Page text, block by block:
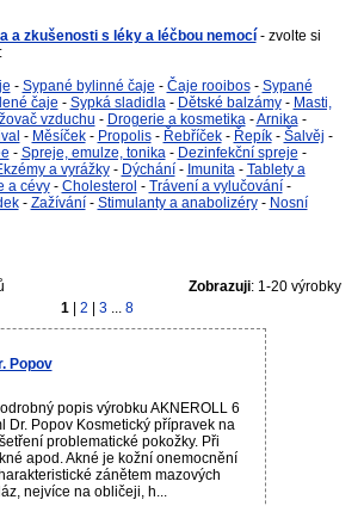
a zkušenosti s léky a léčbou nemocí - zvolte si
- Sypané bylinné čaje - Čaje rooibos- Sypané
čaje - Sypká sladidla- Dětské balzámy- Masti,
vzduchu - Drogerie a kosmetika-Arnika-
- Měsíček- Propolis- Řebříček- Řepík- Šalvěj -
- Spreje, emulze, tonika- Dezinfekční spreje -
a vyrážky- Dýchání- Imunita- Tablety a
a cévy- Cholesterol - Trávení a vylučování-
- Zažívání- Stimulanty a anabolizéry- Nosní
Zobrazuji: 1-20 výrobky
1
2 3... 8
Popov
popis výrobku AKNEROLL 6
Dr. Popov Kosmetický přípravek na
problematické pokožky. Při
apod. Akné je kožní onemocnění
zánětem mazových
nejvíce na obličeji, h...